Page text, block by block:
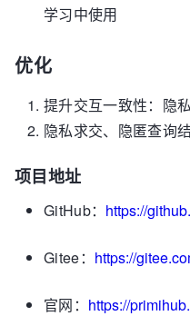
学习中使用
优化
提升交互一致性：隐
隐私求交、隐匿查询
项目地址
GitHub： https://
Gitee： https://
官网： https://